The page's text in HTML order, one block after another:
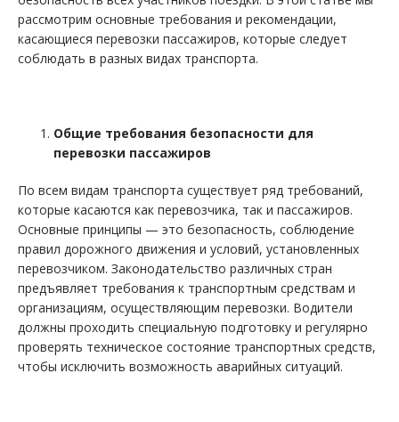
рассмотрим основные требования и рекомендации,
касающиеся перевозки пассажиров, которые следует
соблюдать в разных видах транспорта.
Общие требования безопасности для
перевозки пассажиров
По всем видам транспорта существует ряд требований,
которые касаются как перевозчика, так и пассажиров.
Основные принципы — это безопасность, соблюдение
правил дорожного движения и условий, установленных
перевозчиком. Законодательство различных стран
предъявляет требования к транспортным средствам и
организациям, осуществляющим перевозки. Водители
должны проходить специальную подготовку и регулярно
проверять техническое состояние транспортных средств,
чтобы исключить возможность аварийных ситуаций.